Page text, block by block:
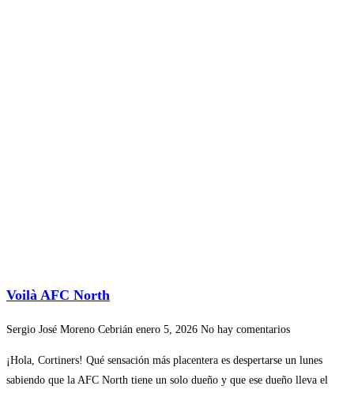
Voilà AFC North
Sergio José Moreno Cebrián enero 5, 2026 No hay comentarios
¡Hola, Cortiners! Qué sensación más placentera es despertarse un lunes
sabiendo que la AFC North tiene un solo dueño y que ese dueño lleva el